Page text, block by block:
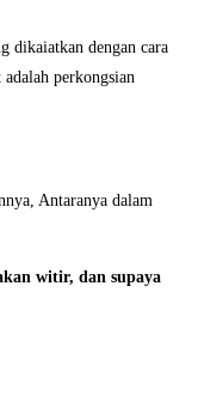
dikaiatkan dengan cara
perkongsian
Antaranya dalam
witir, dan supaya